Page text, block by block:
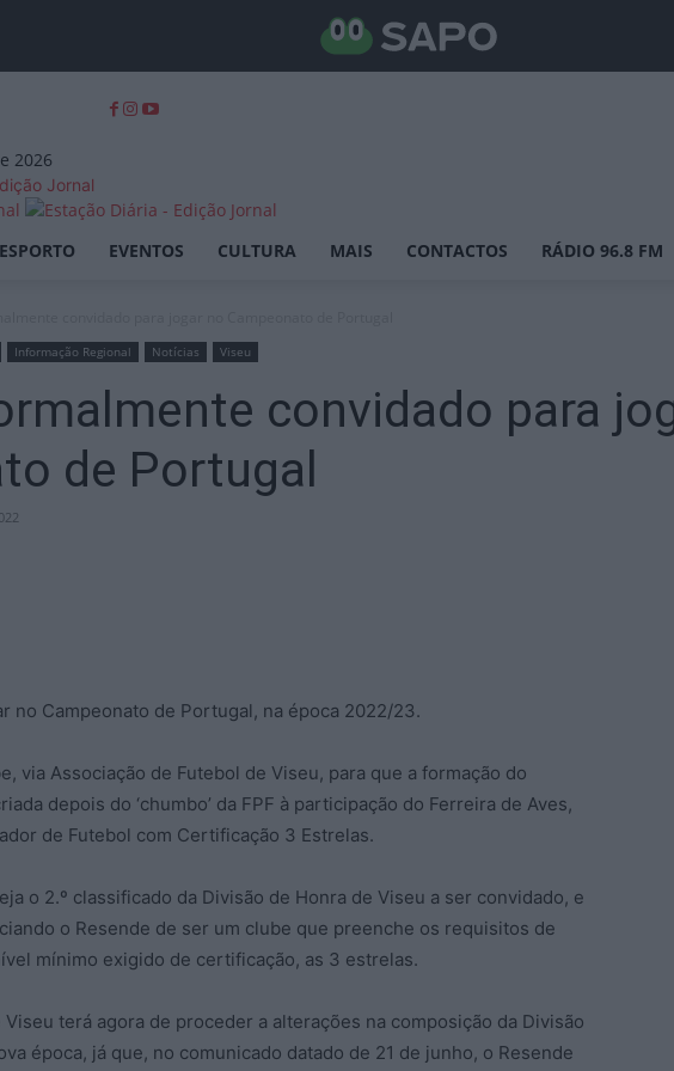
2026
Jornal
EVENTOS CULTURA MAIS CONTACTOS RÁDIO 96.8 FM
Informação Regional Notícias Viseu
convidado para
de Portugal
no Campeonato de Portugal, na época 2022/23.
via Associação de Futebol de Viseu, para que a formação do
depois do ‘chumbo’ da FPF à participação do Ferreira de Aves,
de Futebol com Certificação 3 Estrelas.
o 2.º classificado da Divisão de Honra de Viseu a ser convidado, e
o Resende de ser um clube que preenche os requisitos de
mínimo exigido de certificação, as 3 estrelas.
terá agora de proceder a alterações na composição da Divisão
época, já que, no comunicado datado de 21 de junho, o Resende